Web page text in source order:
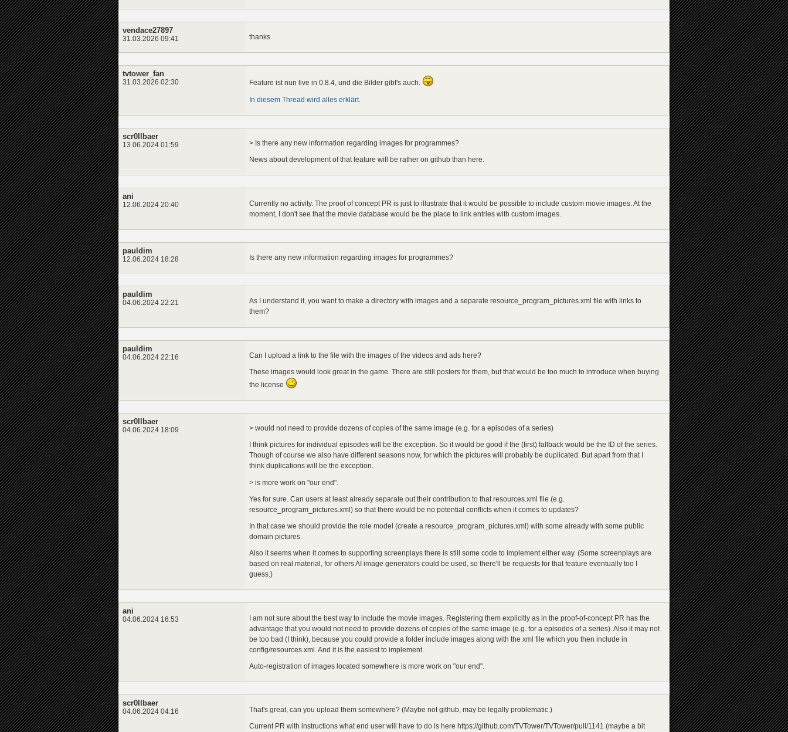
vendace27897
31.03.2026 09:41 thanks
tvtower_fan
31.03.2026 02:30 Feature ist nun live in 0.8.4, und die Bilder gibt's auch.
In diesem Thread wird alles erklärt.
scr0llbaer
13.06.2024 01:59 > Is there any new information regarding images for programmes?
News about development of that feature will be rather on github than here.
ani
12.06.2024 20:40
Currently no activity. The proof of concept PR is just to illustrate that it would be possible to include custom movie images. At the
moment, I don't see that the movie database would be the place to link entries with custom images.
pauldim
12.06.2024 18:28 Is there any new information regarding images for programmes?
pauldim
04.06.2024 22:21
As I understand it, you want to make a directory with images and a separate resource_program_pictures.xml file with links to
them?
pauldim
04.06.2024 22:16 Can I upload a link to the file with the images of the videos and ads here?
These images would look great in the game. There are still posters for them, but that would be too much to introduce when buying
the license
scr0llbaer
04.06.2024 18:09 > would not need to provide dozens of copies of the same image (e.g. for a episodes of a series)
I think pictures for individual episodes will be the exception. So it would be good if the (first) fallback would be the ID of the series.
Though of course we also have different seasons now, for which the pictures will probably be duplicated. But apart from that I
think duplications will be the exception.
> is more work on "our end".
Yes for sure. Can users at least already separate out their contribution to that resources.xml file (e.g.
resource_program_pictures.xml) so that there would be no potential conflicts when it comes to updates?
In that case we should provide the role model (create a resource_program_pictures.xml) with some already with some public
domain pictures.
Also it seems when it comes to supporting screenplays there is still some code to implement either way. (Some screenplays are
based on real material, for others AI image generators could be used, so there'll be requests for that feature eventually too I
guess.)
ani
04.06.2024 16:53
I am not sure about the best way to include the movie images. Registering them explicitly as in the proof-of-concept PR has the
advantage that you would not need to provide dozens of copies of the same image (e.g. for a episodes of a series). Also it may not
be too bad (I think), because you could provide a folder include images along with the xml file which you then include in
config/resources.xml. And it is the easiest to implement.
Auto-registration of images located somewhere is more work on "our end".
scr0llbaer
04.06.2024 04:16 That's great, can you upload them somewhere? (Maybe not github, may be legally problematic.)
Current PR with instructions what end user will have to do is here https://github.com/TVTower/TVTower/pull/1141 (maybe a bit